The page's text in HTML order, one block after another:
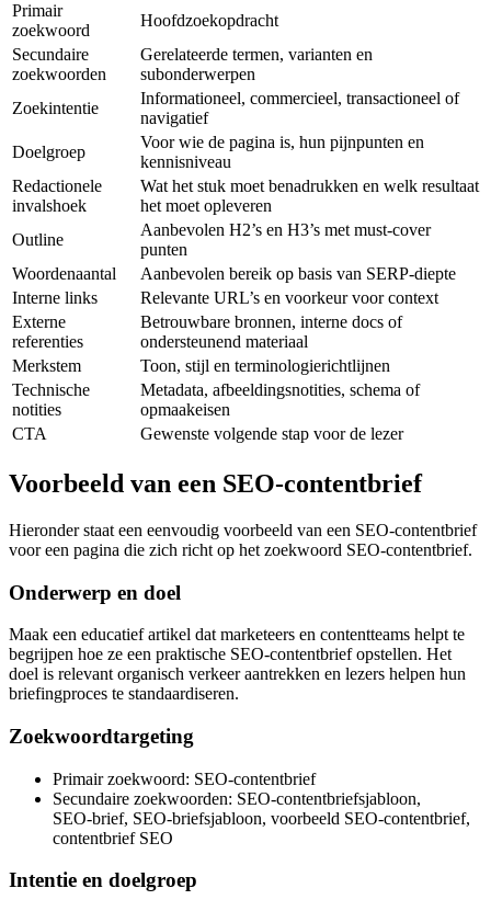
Primair
zoekwoord
Hoofdzoekopdracht
Secundaire
zoekwoorden
Gerelateerde termen, varianten en
subonderwerpen
Zoekintentie
Informationeel, commercieel, transactioneel of
navigatief
Doelgroep
Voor wie de pagina is, hun pijnpunten en
kennisniveau
Redactionele
invalshoek
Wat het stuk moet benadrukken en welk resultaat
het moet opleveren
Outline
Aanbevolen H2’s en H3’s met must‑cover
punten
Woordenaantal
Aanbevolen bereik op basis van SERP‑diepte
Interne links
Relevante URL’s en voorkeur voor context
Externe
referenties
Betrouwbare bronnen, interne docs of
ondersteunend materiaal
Merkstem
Toon, stijl en terminologierichtlijnen
Technische
notities
Metadata, afbeeldingsnotities, schema of
opmaakeisen
CTA
Gewenste volgende stap voor de lezer
Voorbeeld van een SEO‑contentbrief
Hieronder staat een eenvoudig voorbeeld van een SEO‑contentbrief
voor een pagina die zich richt op het zoekwoord SEO‑contentbrief.
Onderwerp en doel
Maak een educatief artikel dat marketeers en contentteams helpt te
begrijpen hoe ze een praktische SEO‑contentbrief opstellen. Het
doel is relevant organisch verkeer aantrekken en lezers helpen hun
briefingproces te standaardiseren.
Zoekwoordtargeting
Primair zoekwoord: SEO‑contentbrief
Secundaire zoekwoorden: SEO‑contentbriefsjabloon,
SEO‑brief, SEO‑briefsjabloon, voorbeeld SEO‑contentbrief,
contentbrief SEO
Intentie en doelgroep